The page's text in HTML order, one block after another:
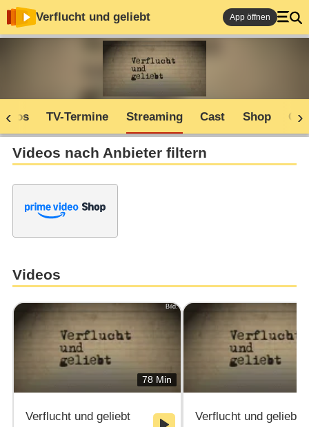
Verflucht und geliebt App öffnen
Infos TV-Termine Streaming Cast Shop
Videos nach Anbieter filtern
Videos
Bild:
78 Min
Verflucht und geliebt
Verflucht und geliebt